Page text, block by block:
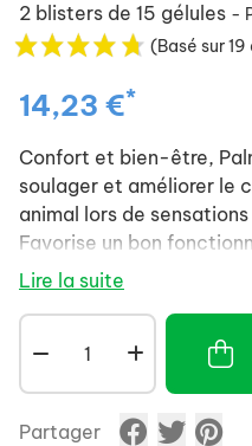
2 blisters de 15 gélules -
(Basé sur
14,23 €*
Confort et bien-être,
soulager et améliorer le
animal lors de
Favorise un bon
dans l'organisme (au
Contient des algues
connue pour son action
Lire la suite
Partager